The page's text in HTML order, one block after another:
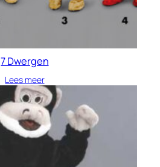
7 Dwergen
Lees meer